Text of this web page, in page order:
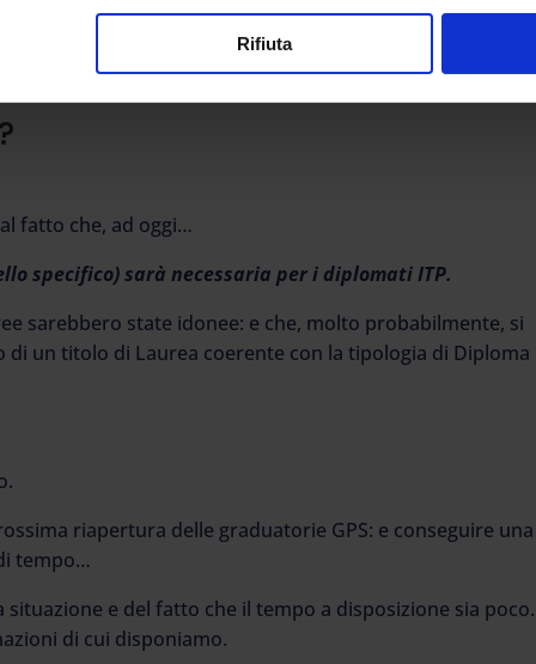
Rifiuta
fatto che, ad oggi…
specifico) sarà necessaria per i diplomati ITP.
sarebbero state idonee: e che, molto probabilmente, si
un titolo di Laurea coerente con la tipologia di Diploma
riapertura delle graduatorie GPS: e conseguire una
tempo…
e del fatto che il tempo a disposizione sia poco.
di cui disponiamo.